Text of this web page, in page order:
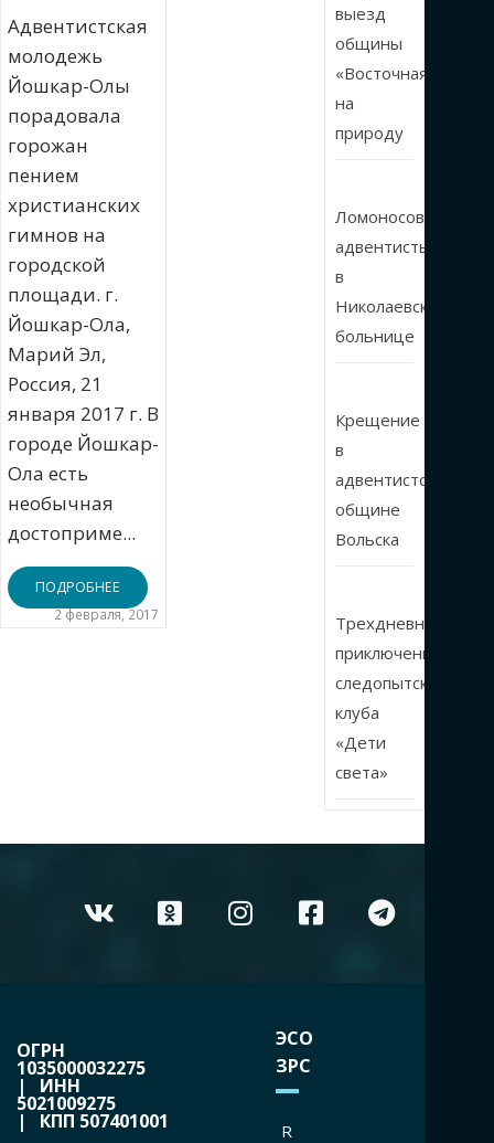
Адвентистская
молодежь
Йошкар-Олы
порадовала
горожан
пением
христианских
гимнов на
городской
площади. г.
Йошкар-Ола,
Марий Эл,
Россия, 21
января 2017 г. В
городе Йошкар-
Ола есть
необычная
достоприме...
ПОДРОБНЕЕ
2 февраля, 2017
выезд
общины
«Восточная»
на
природу
Ломоносовские
адвентисты
в
Николаевской
больнице
Крещение
в
адвентистской
общине
Вольска
Трехдневные
приключения
следопытского
клуба
«Дети
света»
ОГРН
1035000032275
| ИНН
5021009275
| КПП 507401001
ЭСО
ЗРС
R